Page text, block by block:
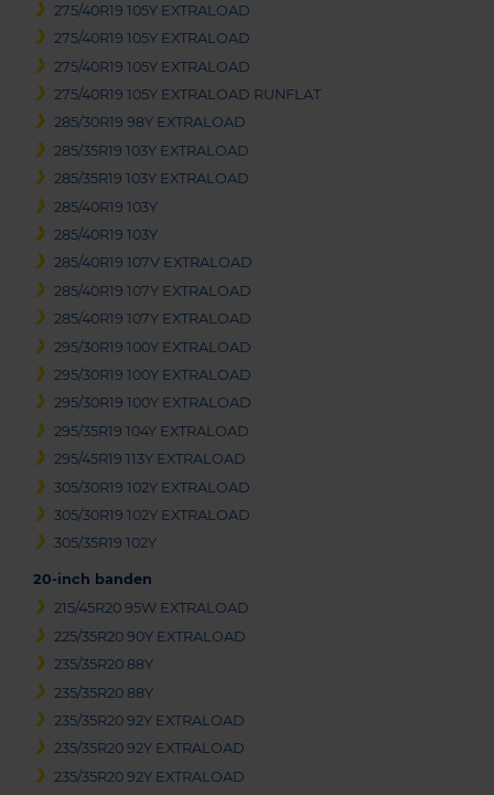
275/40R19 105Y EXTRALOAD
275/40R19 105Y EXTRALOAD
275/40R19 105Y EXTRALOAD
275/40R19 105Y EXTRALOAD RUNFLAT
285/30R19 98Y EXTRALOAD
285/35R19 103Y EXTRALOAD
285/35R19 103Y EXTRALOAD
285/40R19 103Y
285/40R19 103Y
285/40R19 107V EXTRALOAD
285/40R19 107Y EXTRALOAD
285/40R19 107Y EXTRALOAD
295/30R19 100Y EXTRALOAD
295/30R19 100Y EXTRALOAD
295/30R19 100Y EXTRALOAD
295/35R19 104Y EXTRALOAD
295/45R19 113Y EXTRALOAD
305/30R19 102Y EXTRALOAD
305/30R19 102Y EXTRALOAD
305/35R19 102Y
20-inch banden
215/45R20 95W EXTRALOAD
225/35R20 90Y EXTRALOAD
235/35R20 88Y
235/35R20 88Y
235/35R20 92Y EXTRALOAD
235/35R20 92Y EXTRALOAD
235/35R20 92Y EXTRALOAD